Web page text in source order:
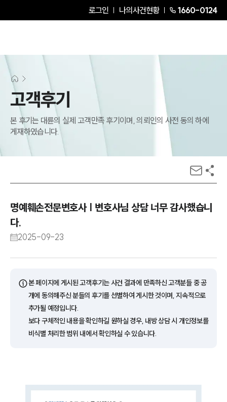
로그인 나의사건현황 1660-0124
고객후기
본 후기는 대륜의 실제 고객만족 후기이며, 의뢰인의 사전 동의 하에
게재하였습니다.
명예훼손전문변호사 | 변호사님 상담 너무 감사했습니
다.
2025-09-23
ⓘ본 페이지에 게시된 고객후기는 사건 결과에 만족하신 고객분들 중 공
개에 동의해주신 분들의 후기를 선별하여 게시한 것이며, 지속적으로
추가될 예정입니다.
보다 구체적인 내용을 확인하길 원하실 경우, 내방 상담 시 개인정보를
비식별 처리한 범위 내에서 확인하실 수 있습니다.